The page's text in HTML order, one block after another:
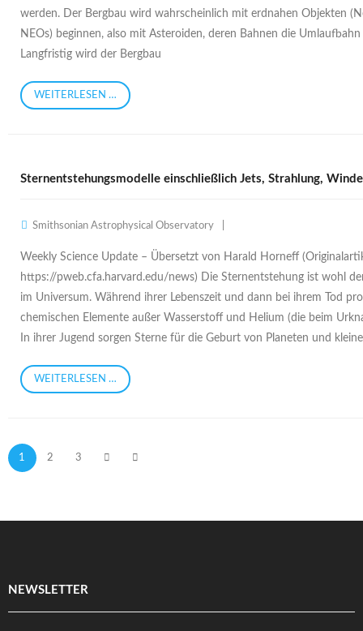
werden. Der Bergbau wird wahrscheinlich mit erdnahen Objekten
NEOs) beginnen, also mit Asteroiden, deren Bahnen die
Langfristig wird der Bergbau
WEITERLESEN …
Sternentstehungsmodelle einschließlich Jets, Strahlung,
Smithsonian Astrophysical Observatory
Weekly Science Update – Übersetzt von Harald Horneff
https://pweb.cfa.harvard.edu/news) Die Sternentstehung ist wohl
im Universum. Während ihrer Lebenszeit und dann bei ihrem Tod
chemischen Elemente außer Wasserstoff und Helium (die beim
In ihrer Jugend sorgen Sterne für die Geburt von Planeten und
WEITERLESEN …
1 2 3
NEWSLETTER